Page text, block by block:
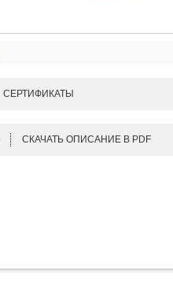
СЕРТИФИКАТЫ
СКАЧАТЬ ОПИСАНИЕ В PDF